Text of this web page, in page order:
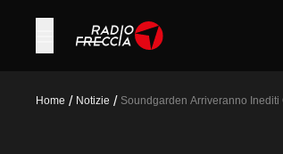
Home / Notizie / Soundgarden Arriveranno Inediti